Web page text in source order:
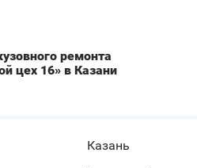
ремонта
цех 16» в Казани
Казань